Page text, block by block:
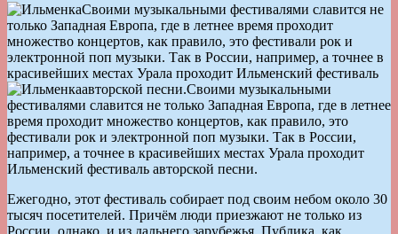
Своими музыкальными фестивалями славится не
только Западная Европа, где в летнее время проходит
множество концертов, как правило, это фестивали рок и
электронной поп музыки. Так в России, например, а точнее в
красивейших местах Урала проходит Ильменский фестиваль
авторской песни.Своими музыкальными
фестивалями славится не только Западная Европа, где в летнее
время проходит множество концертов, как правило, это
фестивали рок и электронной поп музыки. Так в России,
например, а точнее в красивейших местах Урала проходит
Ильменский фестиваль авторской песни.
Ежегодно, этот фестиваль собирает под своим небом около 30
тысяч посетителей. Причём люди приезжают не только из
России, однако, и из дальнего зарубежья. Публика, как